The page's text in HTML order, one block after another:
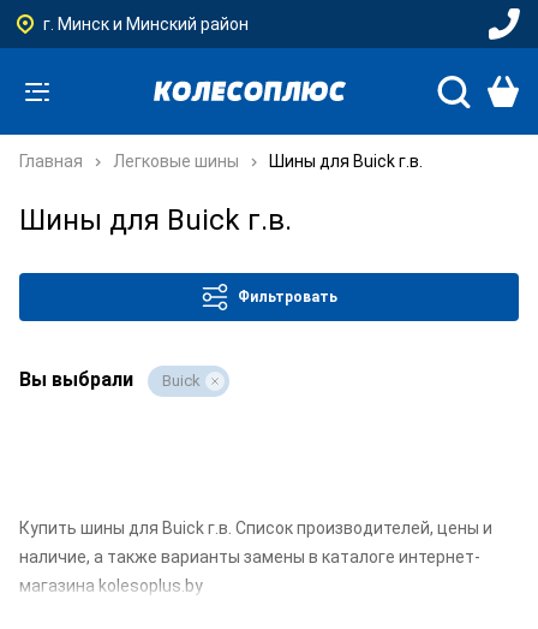
г. Минск и Минский район
Главная Легковые шины Шины для Buick г.в.
Шины для Buick г.в.
Фильтровать
Вы выбрали Buick
Купить шины для Buick г.в. Список производителей, цены и
наличие, а также варианты замены в каталоге интернет-
магазина kolesoplus.by